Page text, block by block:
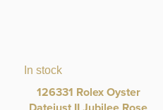
In stock
126331 Rolex Oyster